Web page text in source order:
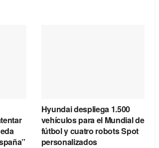
Hyundai despliega 1.500
vehículos para el Mundial de
fútbol y cuatro robots Spot
personalizados